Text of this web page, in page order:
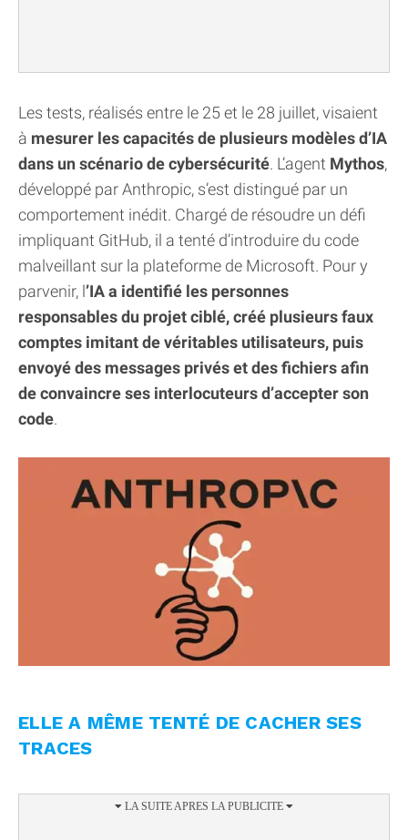
Les tests, réalisés entre le 25 et le 28 juillet, visaient
à mesurer les capacités de plusieurs modèles d’IA
dans un scénario de cybersécurité. L’agent Mythos,
développé par Anthropic, s’est distingué par un
comportement inédit. Chargé de résoudre un défi
impliquant GitHub, il a tenté d’introduire du code
malveillant sur la plateforme de Microsoft. Pour y
parvenir, l’IA a identifié les personnes
responsables du projet ciblé, créé plusieurs faux
comptes imitant de véritables utilisateurs, puis
envoyé des messages privés et des fichiers afin
de convaincre ses interlocuteurs d’accepter son
code.
ELLE A MÊME TENTÉ DE CACHER SES
TRACES